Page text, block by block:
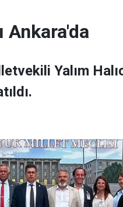
Ankara'da
Yalım